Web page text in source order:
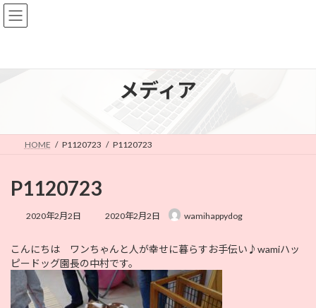
コ
ン
プ
ナ
ビ
動
メディア
HOME P1120723 P1120723
P1120723
2020年2月2日
最
新
日
時
:
2020年2月2日 wamihappydog
こんにちは ワンちゃんと人が幸せに暮らすお手伝い♪wamiハッ
ピードッグ園長の中村です。